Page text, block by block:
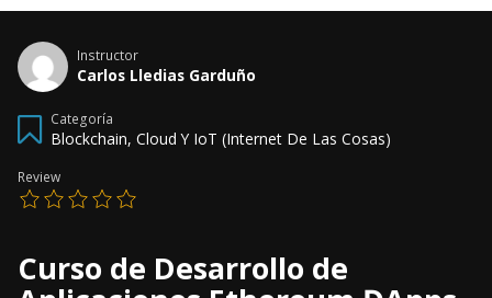
Instructor
Carlos Lledias Garduño
Categoría
Blockchain, Cloud Y IoT (Internet De Las Cosas)
Review
Curso de Desarrollo de